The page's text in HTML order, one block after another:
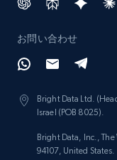
ID, Company,
Company type,
Business 人
4.3K+
お問い合わせ
Bright Data Ltd.
Israel (POB 8025).
Bright Data, Inc.,
94107, United States.